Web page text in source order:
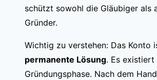
schützt sowohl die Gläubiger als
Gründer.
Wichtig zu verstehen: Das Konto
permanente Lösung. Es
Gründungsphase. Nach dem